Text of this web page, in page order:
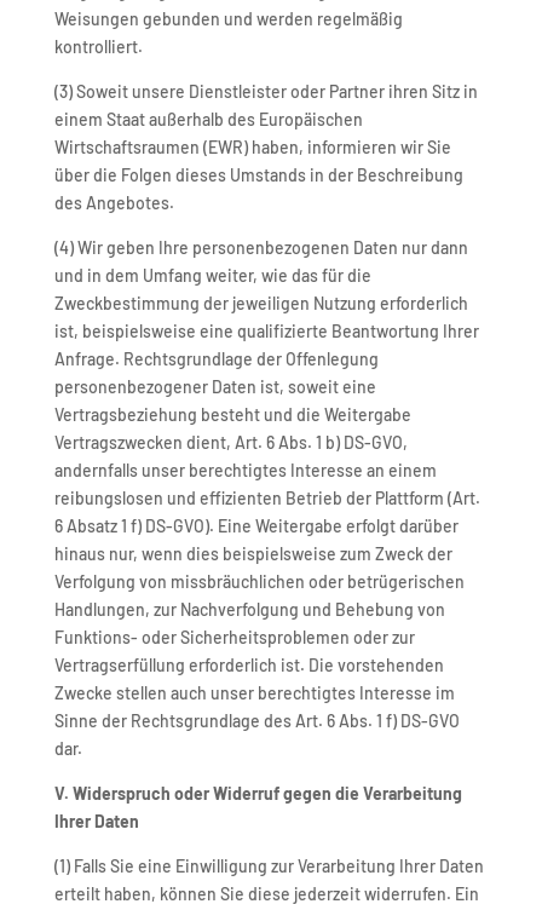
Weisungen gebunden und werden regelmäßig
kontrolliert.
(3) Soweit unsere Dienstleister oder Partner ihren Sitz in
einem Staat außerhalb des Europäischen
Wirtschaftsraumen (EWR) haben, informieren wir Sie
über die Folgen dieses Umstands in der Beschreibung
des Angebotes.
(4) Wir geben Ihre personenbezogenen Daten nur dann
und in dem Umfang weiter, wie das für die
Zweckbestimmung der jeweiligen Nutzung erforderlich
ist, beispielsweise eine qualifizierte Beantwortung Ihrer
Anfrage. Rechtsgrundlage der Offenlegung
personenbezogener Daten ist, soweit eine
Vertragsbeziehung besteht und die Weitergabe
Vertragszwecken dient, Art. 6 Abs. 1 b) DS-GVO,
andernfalls unser berechtigtes Interesse an einem
reibungslosen und effizienten Betrieb der Plattform (Art.
6 Absatz 1 f) DS-GVO). Eine Weitergabe erfolgt darüber
hinaus nur, wenn dies beispielsweise zum Zweck der
Verfolgung von missbräuchlichen oder betrügerischen
Handlungen, zur Nachverfolgung und Behebung von
Funktions- oder Sicherheitsproblemen oder zur
Vertragserfüllung erforderlich ist. Die vorstehenden
Zwecke stellen auch unser berechtigtes Interesse im
Sinne der Rechtsgrundlage des Art. 6 Abs. 1 f) DS-GVO
dar.
V. Widerspruch oder Widerruf gegen die Verarbeitung
Ihrer Daten
(1) Falls Sie eine Einwilligung zur Verarbeitung Ihrer Daten
erteilt haben, können Sie diese jederzeit widerrufen. Ein